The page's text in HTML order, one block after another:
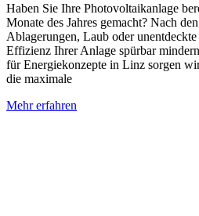
Haben Sie Ihre Photovoltaikanlage
Monate des Jahres gemacht? Nach
Ablagerungen, Laub oder
Effizienz Ihrer Anlage spürbar
für Energiekonzepte in Linz sorgen
die maximale
Mehr erfahren